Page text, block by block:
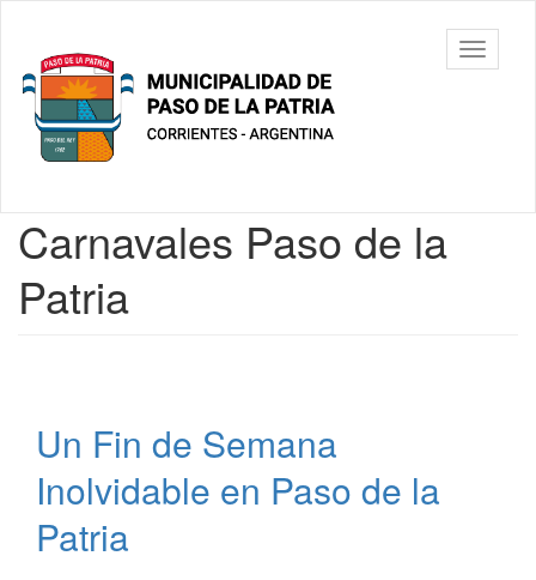
contenido
principal
Municipalidad
de Paso De
La Patria
barra
Contenido
principal
Carnavales Paso de la
Patria
Un Fin de Semana
Inolvidable en Paso de la
Patria